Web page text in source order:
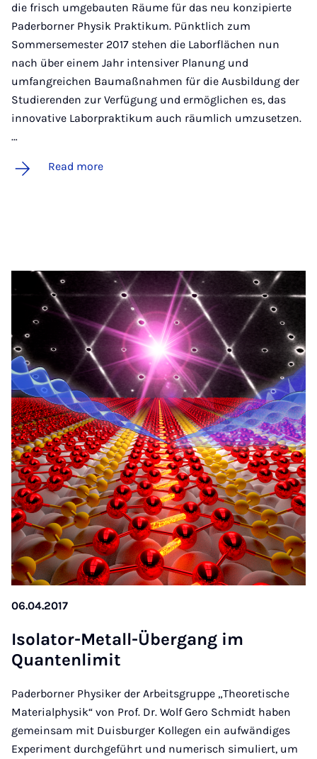
die frisch umgebauten Räume für das neu konzipierte
Paderborner Physik Praktikum. Pünktlich zum
Sommersemester 2017 stehen die Laborflächen nun
nach über einem Jahr intensiver Planung und
umfangreichen Baumaßnahmen für die Ausbildung der
Studierenden zur Verfügung und ermöglichen es, das
innovative Laborpraktikum auch räumlich umzusetzen.
…
Read more
06.04.2017
Isol­at­or-Metall-Über­gang im
Quanten­lim­it
Paderborner Physiker der Arbeitsgruppe „Theoretische
Materialphysik“ von Prof. Dr. Wolf Gero Schmidt haben
gemeinsam mit Duisburger Kollegen ein aufwändiges
Experiment durchgeführt und numerisch simuliert, um